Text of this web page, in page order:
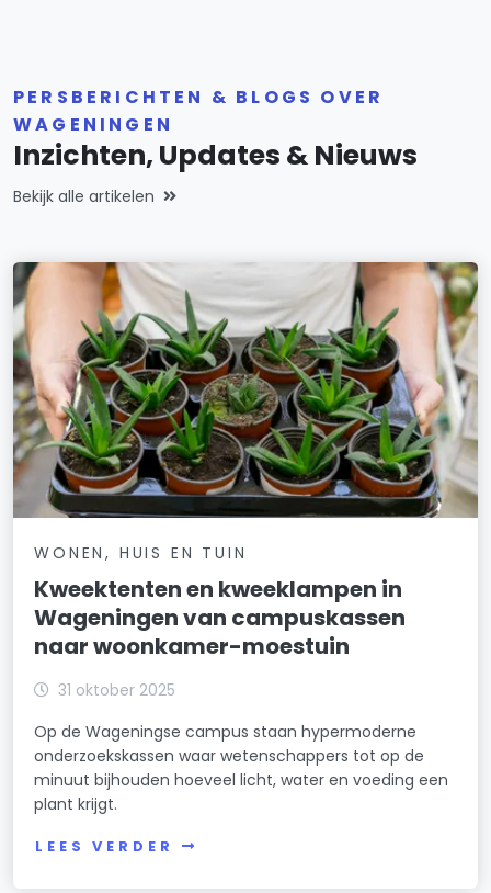
PERSBERICHTEN & BLOGS OVER
WAGENINGEN
Inzichten, Updates & Nieuws
Bekijk alle artikelen
WONEN, HUIS EN TUIN
Kweektenten en kweeklampen in
Wageningen van campuskassen
naar woonkamer-moestuin
31 oktober 2025
Op de Wageningse campus staan hypermoderne
onderzoekskassen waar wetenschappers tot op de
minuut bijhouden hoeveel licht, water en voeding een
plant krijgt.
LEES VERDER